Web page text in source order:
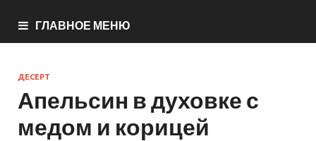
ГЛАВНОЕ МЕНЮ
ДЕСЕРТ
Апельсин в духовке с
медом и корицей